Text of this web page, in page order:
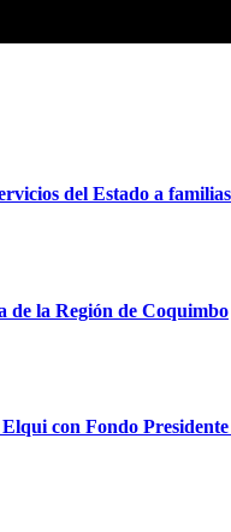
del Estado a
de la Región de Coquimbo
con Fondo